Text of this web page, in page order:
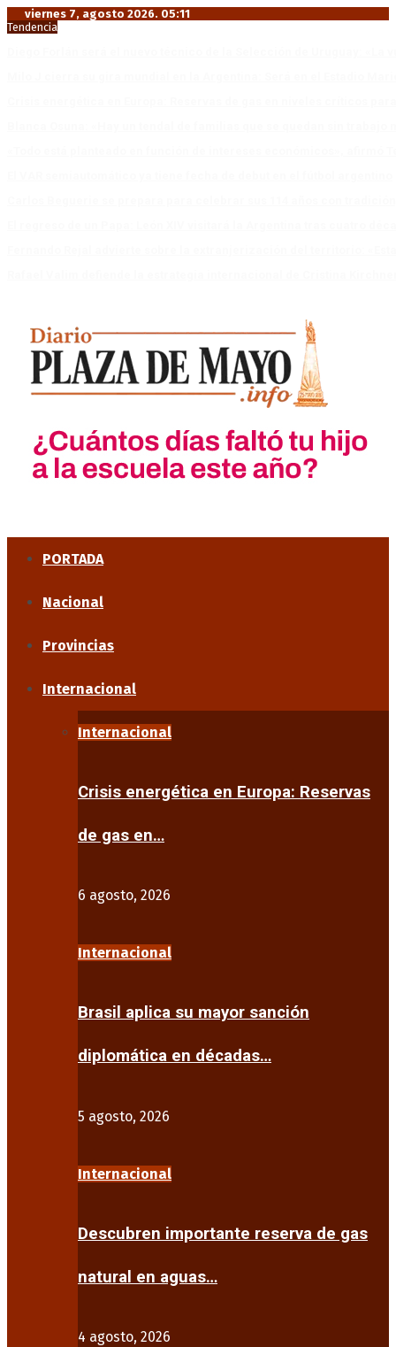
viernes 7, agosto 2026. 05:11
Tendencia
PORTADA
Nacional
Provincias
Internacional
Internacional
Crisis energética en Europa: Reservas
de gas en…
6 agosto, 2026
Internacional
Brasil aplica su mayor sanción
diplomática en décadas…
5 agosto, 2026
Internacional
Descubren importante reserva de gas
natural en aguas…
4 agosto, 2026